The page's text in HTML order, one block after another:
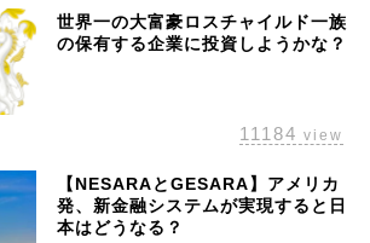
世界一の大富豪ロスチャイルド一族
の保有する企業に投資しようかな？
11184 view
【NESARAとGESARA】アメリカ
発、新金融システムが実現すると日
本はどうなる？